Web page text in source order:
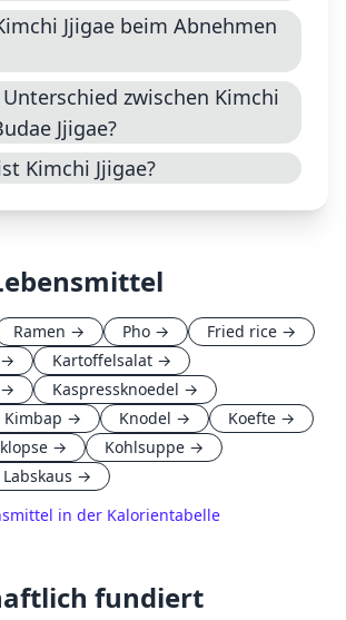
Jjigae beim Abnehmen
zwischen Kimchi
Jjigae?
Kimchi Jjigae?
Ramen → Pho → Fried rice →
→ Kartoffelsalat →
→ Kaspressknoedel →
Kimbap → Knodel → Koefte →
→ Kohlsuppe →
Labskaus →
in der Kalorientabelle
fundiert